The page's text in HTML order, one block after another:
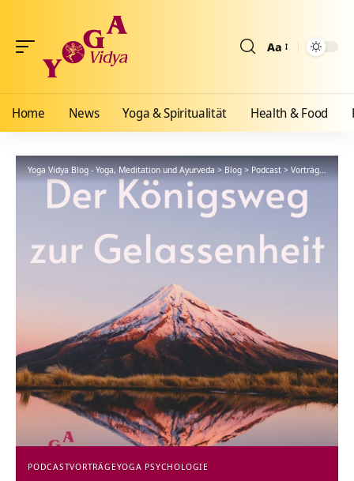
Aa
Home News Yoga & Spiritualität Health & Food
Yoga Vidya Blog - Yoga, Meditation und Ayurveda>Blog>Podcast>Vorträge >Der
PODCASTVORTRÄGEYOGA PSYCHOLOGIE